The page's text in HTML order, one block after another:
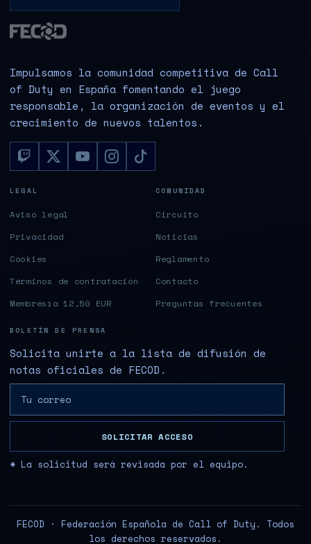
Impulsamos la comunidad competitiva de Call
of Duty en España fomentando el juego
responsable, la organización de eventos y el
crecimiento de nuevos talentos.
LEGAL
Aviso legal
Privacidad
Cookies
Términos de contratación
Membresía 12,50 EUR
COMUNIDAD
Circuito
Noticias
Reglamento
Contacto
Preguntas frecuentes
BOLETÍN DE PRENSA
Solicita unirte a la lista de difusión de
notas oficiales de FECOD.
SOLICITAR ACCESO
* La solicitud será revisada por el equipo.
FECOD · Federación Española de Call of Duty. Todos
los derechos reservados.